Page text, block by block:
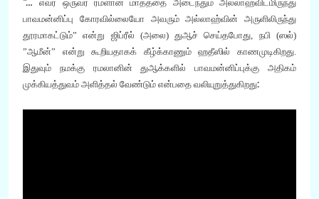
எவர் ஒருவர் ரமளான் மாதத்தை அடைந்தும் அல்லாஹ்விடமிருந்து
பாவமன்னிப்பு கோரவில்லையோ அவரும் அல்லாஹ்வின் அருளிலிருந்து
தூரமாகட்டும்”என்று ஜிப்ரீல் (அலை)துஆச் செய்தபோது, நபி(ஸல்)
”ஆமீன்” என்று கூறியதாகக் கீழ்க்காணும் ஹதீஸில் காணமுடிகிறது.
இதுவும் நமக்கு ரமலானின் துஆக்களில் பாவமன்னிப்புக்கு அதிகம்
முக்கியத்துவம் அளித்தல் வேண்டும் என்பதை வலியுறுத்துகிறது: